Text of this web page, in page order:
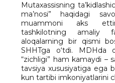
Mutaxassisning
ma’nosi” haqidagi
muammoni aks
tashkilotning amaliy
aloqalarning bir qismi
SHHTga o‘tdi. MDHda
“zichligi” ham kamaydi –
tavsiya xususiyatiga ega
kun tartibi imkoniyatlarini